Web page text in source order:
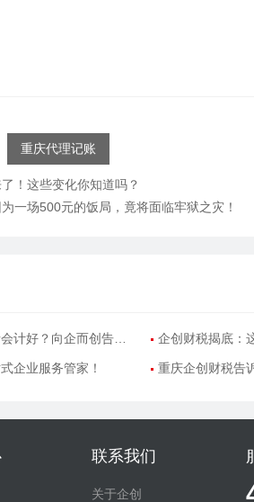
重庆代理记账
！这些变化你知道吗？
一场500元的饭局，竟将面临牢狱之灾！
好？向企而创告诉您 企创财税揭底：这
企业服务管家！ 重庆企创财税告诉
联系我们
关于企创